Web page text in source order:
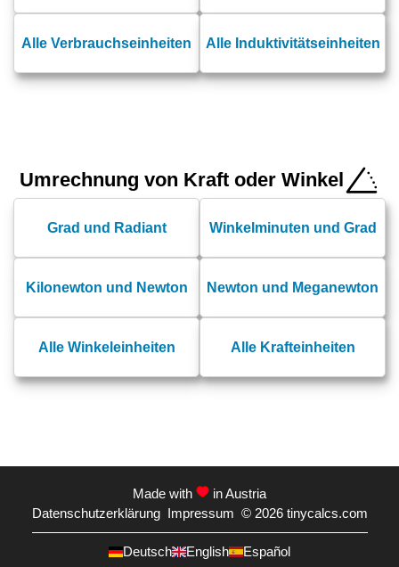
Alle Verbrauchseinheiten Alle Induktivitätseinheiten
Umrechnung von Kraft oder Winkel
Grad und Radiant Winkelminuten und Grad
Kilonewton und Newton Newton und Meganewton
Alle Winkeleinheiten Alle Krafteinheiten
Made with
in Austria
Datenschutzerklärung Impressum © 2026 tinycalcs.com
Deutsch English Español